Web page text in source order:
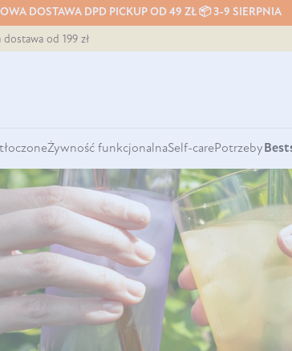
DOSTAWA DPD PICKUP OD 49 ZŁ 📦 3-9 SIERPNIA
dostawa od 199 zł
Żywność funkcjonalnaSelf-carePotrzeby